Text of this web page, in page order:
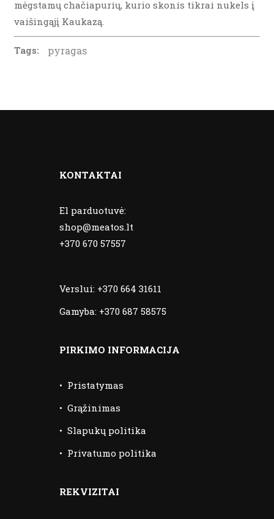
mėgstamų chačiapurių, kurio skonis tikrai nukels į
vaišingąjį Kaukazą.
Tags: pyragas
KONTAKTAI
El parduotuvė:
shop@meatos.lt
+370 670 57557
Verslui: +370 664 31611
Gamyba: +370 687 58575
PIRKIMO INFORMACIJA
• Pristatymas
• Grąžinimas
• Slapukų politika
• Privatumo politika
REKVIZITAI